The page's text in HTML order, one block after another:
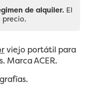
de alquiler. El
precio.
viejo portátil para
Marca ACER.